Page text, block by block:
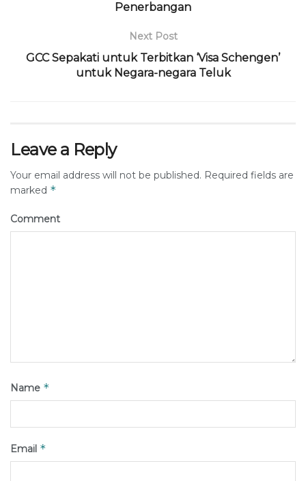
Penerbangan
Next Post
GCC Sepakati untuk Terbitkan ‘Visa Schengen’
untuk Negara-negara Teluk
Leave a Reply
Your email address will not be published. Required fields are
marked *
Comment
Name *
Email *